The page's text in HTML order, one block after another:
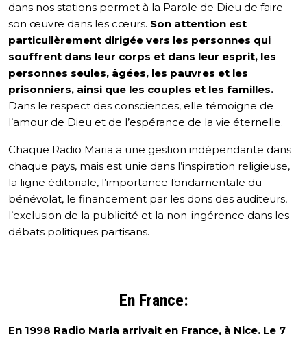
dans nos stations permet à la Parole de Dieu de faire
son œuvre dans les cœurs. Son attention est
particulièrement dirigée vers les personnes qui
souffrent dans leur corps et dans leur esprit, les
personnes seules, âgées, les pauvres et les
prisonniers, ainsi que les couples et les familles.
Dans le respect des consciences, elle témoigne de
l’amour de Dieu et de l’espérance de la vie éternelle.
Chaque Radio Maria a une gestion indépendante dans
chaque pays, mais est unie dans l’inspiration religieuse,
la ligne éditoriale, l’importance fondamentale du
bénévolat, le financement par les dons des auditeurs,
l’exclusion de la publicité et la non-ingérence dans les
débats politiques partisans.
En France:
En 1998 Radio Maria arrivait en France, à Nice. Le 7